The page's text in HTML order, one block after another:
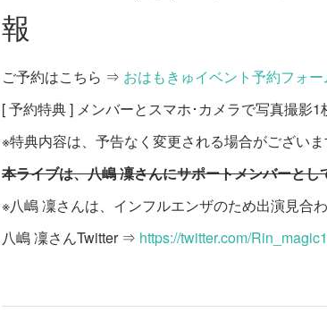
報
ご予約はこちら ⇒ おはもきゅイベント予約フォー
[ 予約特典 ] メンバーとスマホ･カメラで写真撮影1
※特典内容は、予告なく変更される場合がございま
本ライブは、八嶋 凜さんにサポートメンバーと
※八嶋 凜さんは、インフルエンザのため出演見合
八嶋 凜さんTwitter ⇒ https://twitter.com/